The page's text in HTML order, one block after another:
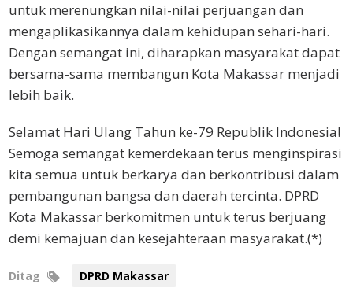
untuk merenungkan nilai-nilai perjuangan dan
mengaplikasikannya dalam kehidupan sehari-hari.
Dengan semangat ini, diharapkan masyarakat dapat
bersama-sama membangun Kota Makassar menjadi
lebih baik.
Selamat Hari Ulang Tahun ke-79 Republik Indonesia!
Semoga semangat kemerdekaan terus menginspirasi
kita semua untuk berkarya dan berkontribusi dalam
pembangunan bangsa dan daerah tercinta. DPRD
Kota Makassar berkomitmen untuk terus berjuang
demi kemajuan dan kesejahteraan masyarakat.(*)
Ditag DPRD Makassar